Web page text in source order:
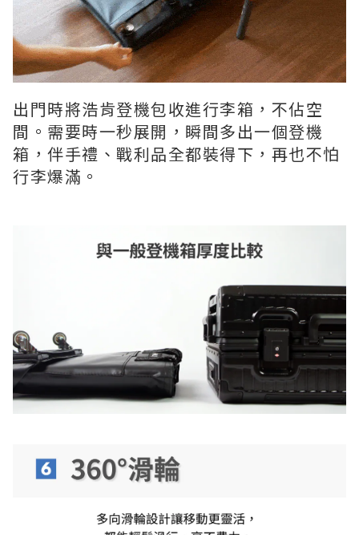
出門時將浩肯登機包收進行李箱，不佔空
間。需要時一秒展開，瞬間多出一個登機
箱，伴手禮、戰利品全都裝得下，再也不怕
行李爆滿。